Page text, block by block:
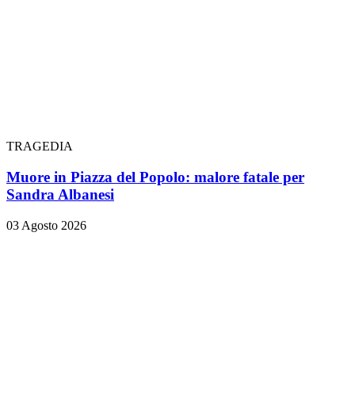
TRAGEDIA
Muore in Piazza del Popolo: malore fatale per
Sandra Albanesi
03 Agosto 2026